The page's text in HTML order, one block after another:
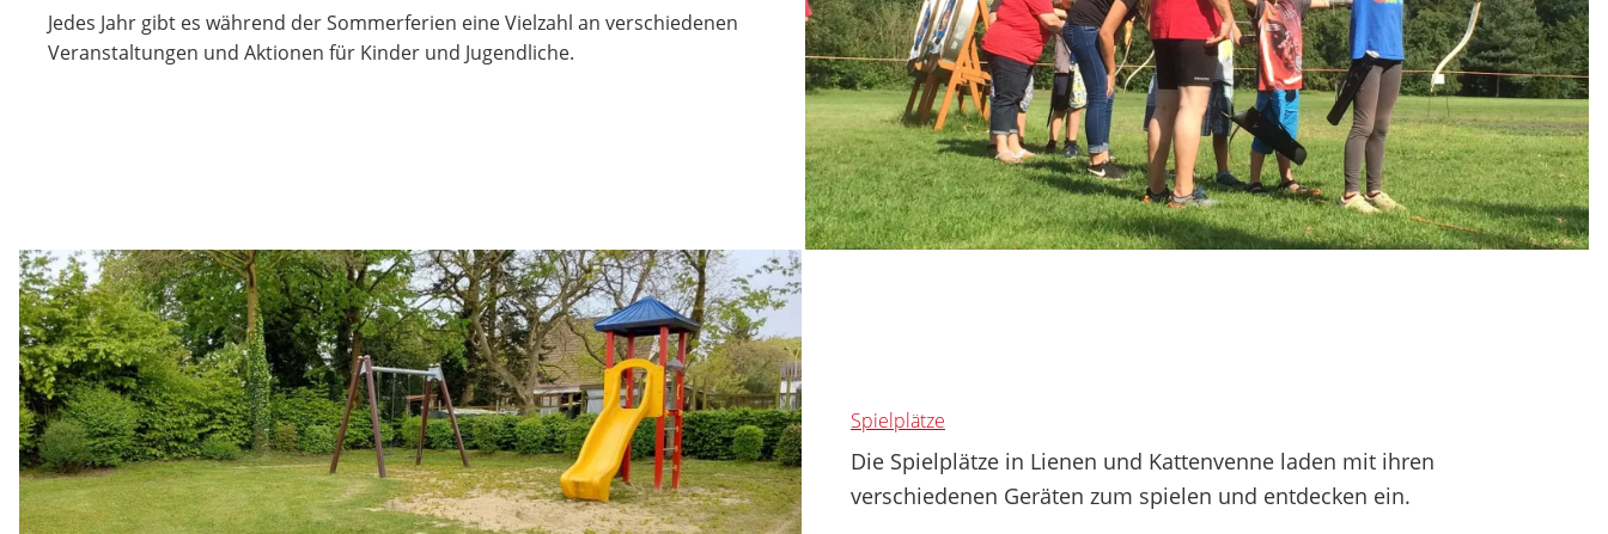
Jedes Jahr gibt es während der Sommerferien eine Vielzahl an verschiedenen
Veranstaltungen und Aktionen für Kinder und Jugendliche.
Spielplätze
Die Spielplätze in Lienen und Kattenvenne laden mit ihren
verschiedenen Geräten zum spielen und entdecken ein.